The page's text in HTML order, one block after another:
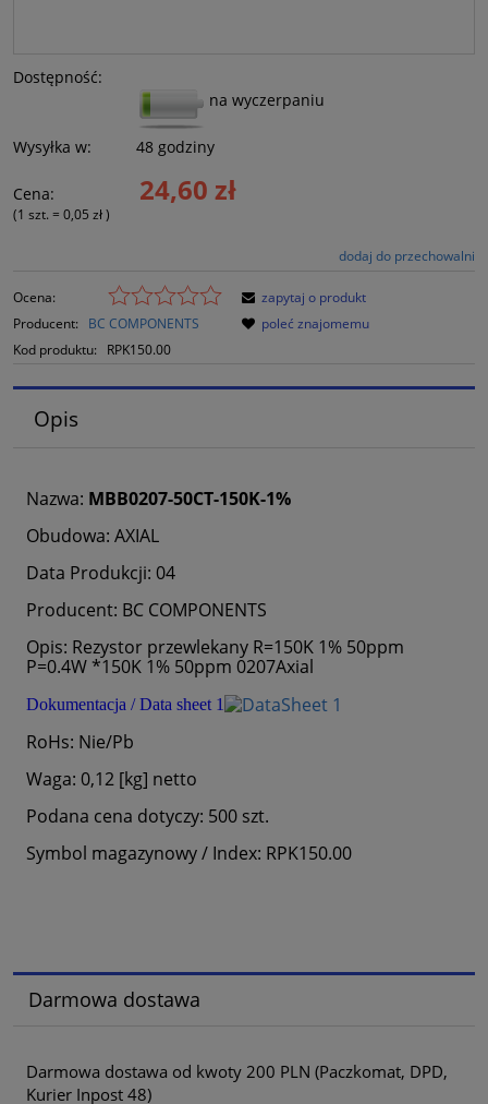
Dostępność:
na wyczerpaniu
Wysyłka w: 48 godziny
Cena: 24,60 zł
(1 szt. = 0,05 zł)
dodaj do przechowalni
Ocena:
Producent:
BC COMPONENTS
Kod produktu:
RPK150.00
zapytaj o produkt
poleć znajomemu
Opis
Nazwa: MBB0207-50CT-150K-1%
Obudowa: AXIAL
Data Produkcji: 04
Producent: BC COMPONENTS
Opis: Rezystor przewlekany R=150K 1% 50ppm
P=0.4W *150K 1% 50ppm 0207Axial
Dokumentacja / Data sheet 1
RoHs: Nie/Pb
Waga: 0,12 [kg] netto
Podana cena dotyczy: 500 szt.
Symbol magazynowy / Index: RPK150.00
Darmowa dostawa
Darmowa dostawa od kwoty 200 PLN (Paczkomat, DPD,
Kurier Inpost 48)